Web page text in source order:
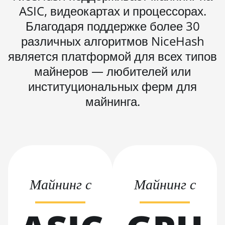
BITMAIN AntMiner
L9 Hyd 2U (27Gh)
BITMAIN AntMiner
S11
BITMAIN AntMiner
BITMAIN AntMiner
BITMAIN AntMiner
BITMAIN AntMiner
ASIC, видеокартах и процессорах.
Благодаря поддержке более 30
различных алгоритмов NiceHash
является платформой для всех типов
майнеров — любителей или
институциональных ферм для
майнинга.
Майнинг с Майнинг с